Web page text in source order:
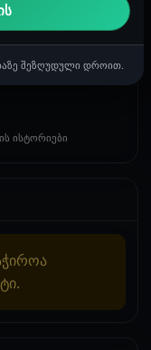
თვის წინ
ისტორიები
შეზღუდული დროით.